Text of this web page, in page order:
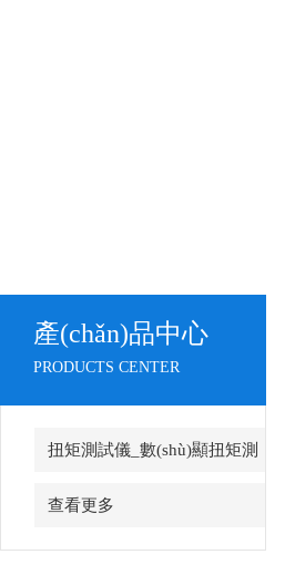
產(chǎn)品中心
PRODUCTS CENTER
扭矩測試儀_數(shù)顯扭矩測
試儀
查看更多